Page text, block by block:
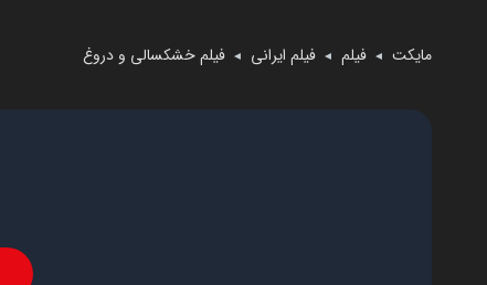
مایکت ◄ فیلم ◄ فیلم ایرانی ◄ فیلم خشکسالی و دروغ